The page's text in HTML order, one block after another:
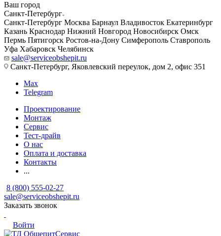
Ваш город
Санкт-Петербург
Санкт-Петербург Москва Барнаул Владивосток Екатеринбург
Казань Краснодар Нижний Новгород Новосибирск Омск
Пермь Пятигорск Ростов-на-Дону Симферополь Ставрополь
Уфа Хабаровск Челябинск
sale@serviceobshepit.ru
Санкт-Петербург, Яковлевский переулок, дом 2, офис 351
Max
Telegram
Проектирование
Монтаж
Сервис
Тест-драйв
О нас
Оплата и доставка
Контакты
...
8 (800) 555-02-27
sale@serviceobshepit.ru
Заказать звонок
Войти